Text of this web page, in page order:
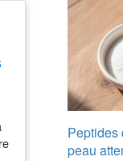
Peptides
peau